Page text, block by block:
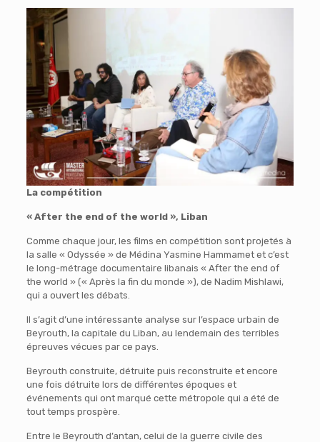
La compétition
« After the end of the world », Liban
Comme chaque jour, les films en compétition sont projetés à
la salle « Odyssée » de Médina Yasmine Hammamet et c’est
le long-métrage documentaire libanais « After the end of
the world » (« Après la fin du monde »), de Nadim Mishlawi,
qui a ouvert les débats.
Il s’agit d’une intéressante analyse sur l’espace urbain de
Beyrouth, la capitale du Liban, au lendemain des terribles
épreuves vécues par ce pays.
Beyrouth construite, détruite puis reconstruite et encore
une fois détruite lors de différentes époques et
événements qui ont marqué cette métropole qui a été de
tout temps prospère.
Entre le Beyrouth d’antan, celui de la guerre civile des